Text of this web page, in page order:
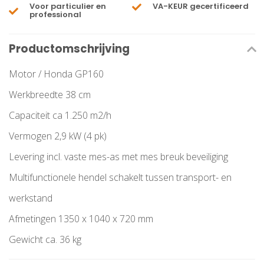
Voor particulier en
professional
VA-KEUR gecertificeerd
Productomschrijving
Motor / Honda GP160
Werkbreedte 38 cm
Capaciteit ca 1.250 m2/h
Vermogen 2,9 kW (4 pk)
Levering incl. vaste mes-as met mes breuk beveiliging
Multifunctionele hendel schakelt tussen transport- en
werkstand
Afmetingen 1350 x 1040 x 720 mm
Gewicht ca. 36 kg